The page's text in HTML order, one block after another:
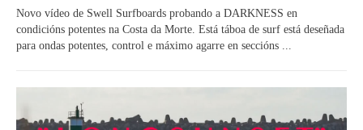
Novo vídeo de Swell Surfboards probando a DARKNESS en
condicións potentes na Costa da Morte. Está táboa de surf está deseñada
para ondas potentes, control e máximo agarre en seccións ...